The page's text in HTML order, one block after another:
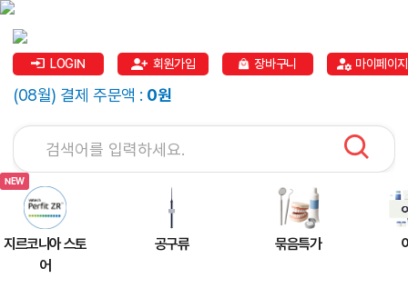
LOGIN 회원가입 장바구니 마이페이지
(08월) 결제 주문액 : 0원
지르코니아 스토
어
공구류 묶음특가